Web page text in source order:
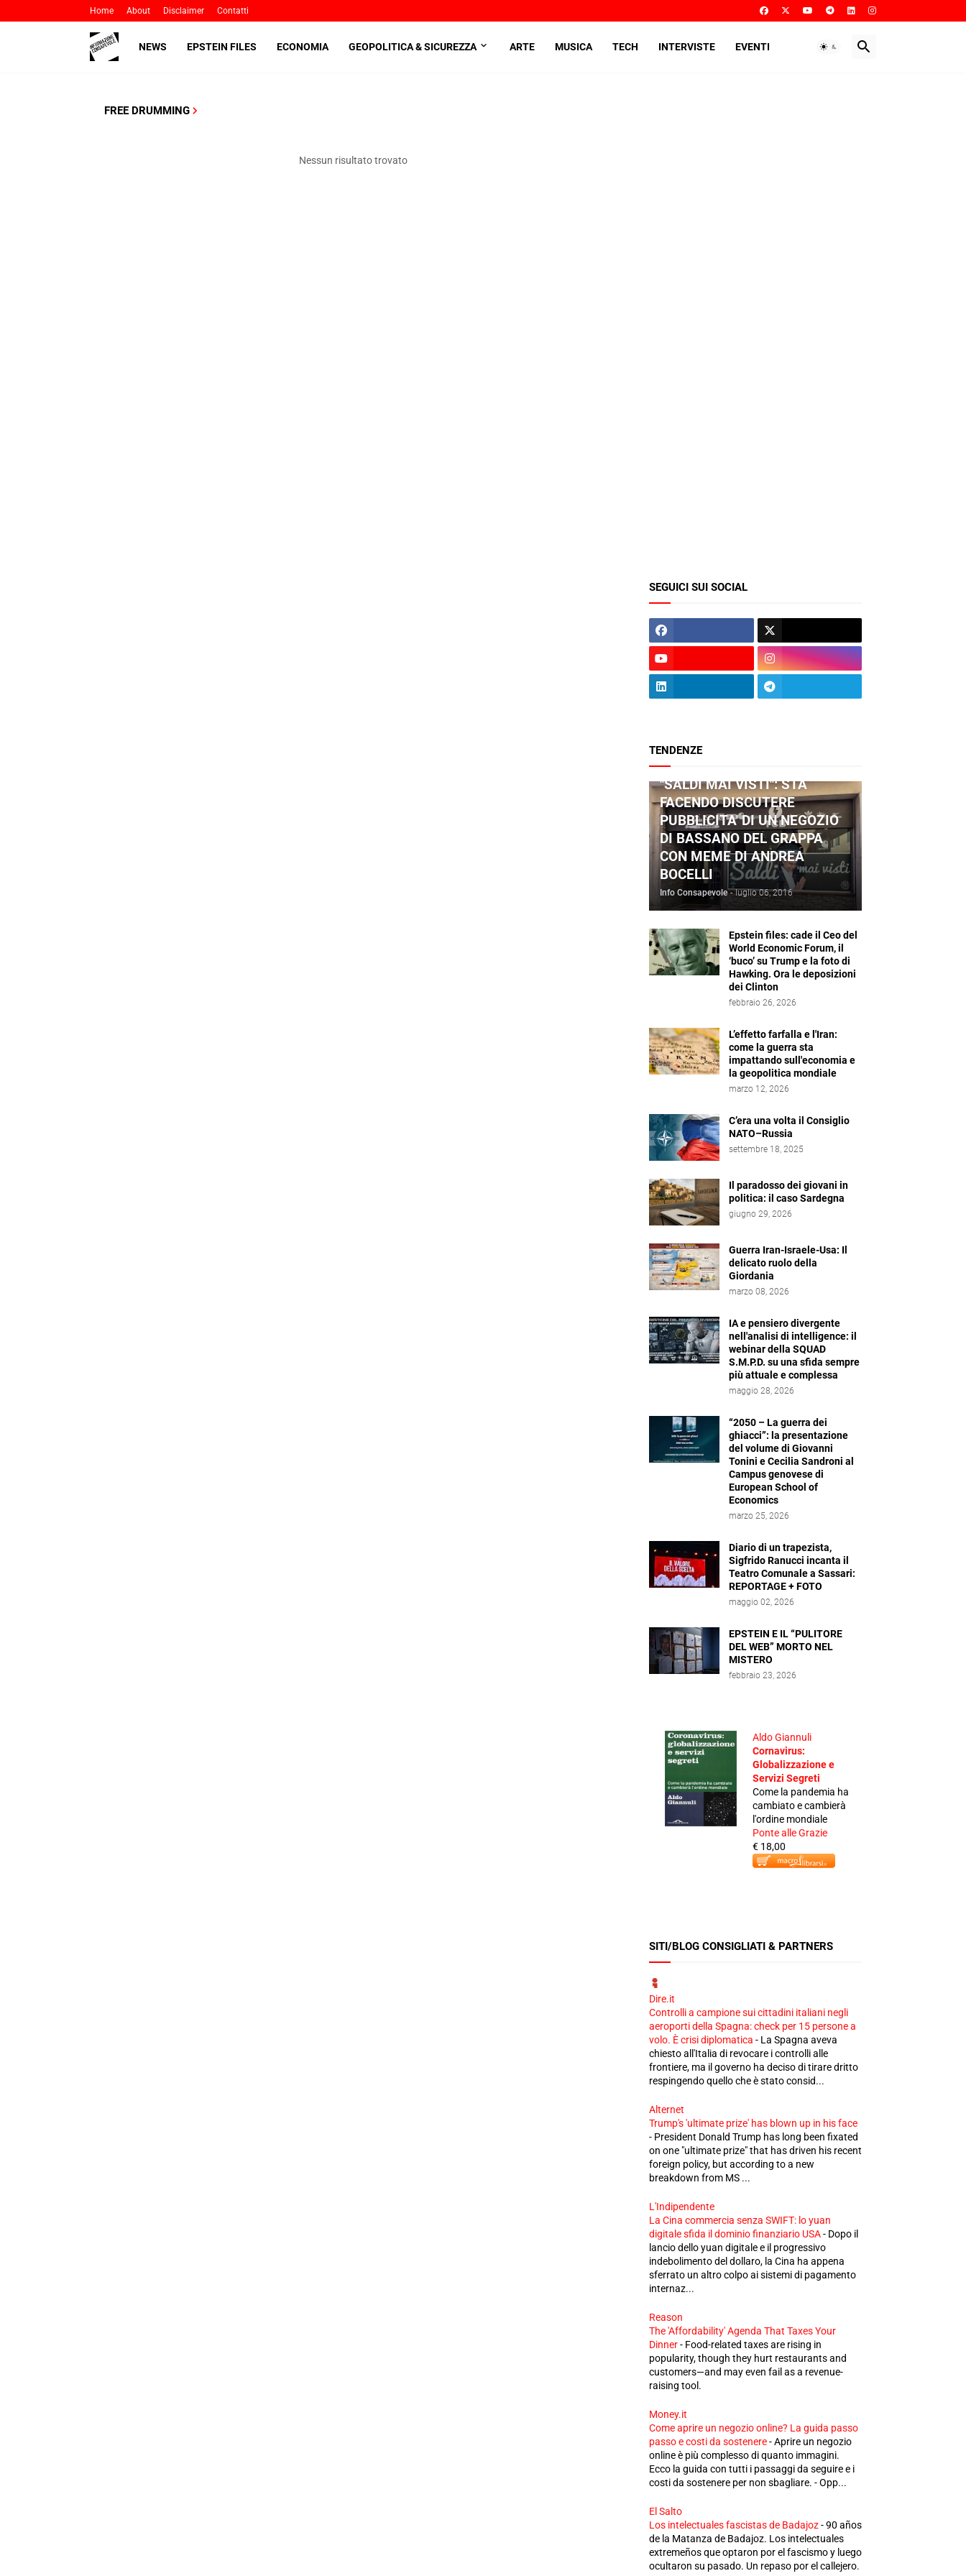
Home About Disclaimer Contatti
NEWS EPSTEIN FILES ECONOMIA GEOPOLITICA & SICUREZZA ARTE MUSICA TECH INTERVISTE EVENTI
FREE DRUMMING
Nessun risultato trovato
SEGUICI SUI SOCIAL
TENDENZE
"SALDI MAI VISTI": STA
FACENDO DISCUTERE
PUBBLICITA' DI UN NEGOZIO
DI BASSANO DEL GRAPPA
CON MEME DI ANDREA
BOCELLI
Info Consapevole - luglio 06, 2016
Epstein files: cade il Ceo del
World Economic Forum, il
‘buco’ su Trump e la foto di
Hawking. Ora le deposizioni
dei Clinton
febbraio 26, 2026
L’effetto farfalla e l'Iran:
come la guerra sta
impattando sull'economia e
la geopolitica mondiale
marzo 12, 2026
C’era una volta il Consiglio
NATO–Russia
settembre 18, 2025
Il paradosso dei giovani in
politica: il caso Sardegna
giugno 29, 2026
Guerra Iran-Israele-Usa: Il
delicato ruolo della
Giordania
marzo 08, 2026
IA e pensiero divergente
nell'analisi di intelligence: il
webinar della SQUAD
S.M.P.D. su una sfida sempre
più attuale e complessa
maggio 28, 2026
“2050 – La guerra dei
ghiacci”: la presentazione
del volume di Giovanni
Tonini e Cecilia Sandroni al
Campus genovese di
European School of
Economics
marzo 25, 2026
Diario di un trapezista,
Sigfrido Ranucci incanta il
Teatro Comunale a Sassari:
REPORTAGE + FOTO
maggio 02, 2026
EPSTEIN E IL “PULITORE
DEL WEB” MORTO NEL
MISTERO
febbraio 23, 2026
Aldo Giannuli
Cornavirus:
Globalizzazione e
Servizi Segreti
Come la pandemia ha
cambiato e cambierà
l'ordine mondiale
Ponte alle Grazie
€ 18,00
SITI/BLOG CONSIGLIATI & PARTNERS
Dire.it
Controlli a campione sui cittadini italiani negli
aeroporti della Spagna: check per 15 persone a
volo. È crisi diplomatica - La Spagna aveva
chiesto all'Italia di revocare i controlli alle
frontiere, ma il governo ha deciso di tirare dritto
respingendo quello che è stato consid...
Alternet
Trump's 'ultimate prize' has blown up in his face
- President Donald Trump has long been fixated
on one "ultimate prize" that has driven his recent
foreign policy, but according to a new
breakdown from MS ...
L'Indipendente
La Cina commercia senza SWIFT: lo yuan
digitale sfida il dominio finanziario USA- Dopo il
lancio dello yuan digitale e il progressivo
indebolimento del dollaro, la Cina ha appena
sferrato un altro colpo ai sistemi di pagamento
internaz...
Reason
The 'Affordability' Agenda That Taxes Your
Dinner- Food-related taxes are rising in
popularity, though they hurt restaurants and
customers—and may even fail as a revenue-
raising tool.
Money.it
Come aprire un negozio online? La guida passo
passo e costi da sostenere-Aprire un negozio
online è più complesso di quanto immagini.
Ecco la guida con tutti i passaggi da seguire e i
costi da sostenere per non sbagliare. - Opp...
El Salto
Los intelectuales fascistas de Badajoz-90 años
de la Matanza de Badajoz. Los intelectuales
extremeños que optaron por el fascismo y luego
ocultaron su pasado. Un repaso por el callejero.